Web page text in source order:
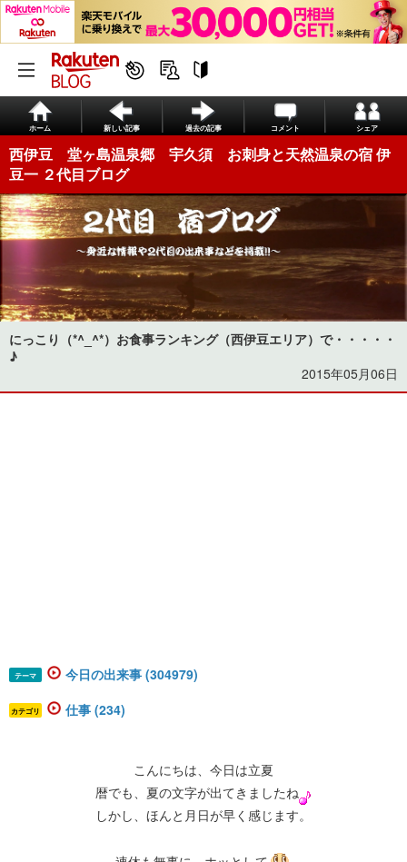
ホーム 新しい記事 過去の記事 コメント シェア
西伊豆 堂ヶ島温泉郷 宇久須 お刺身と天然温泉の宿 伊
豆一 ２代目ブログ
にっこり（*^_^*）お食事ランキング（西伊豆エリア）で・・・・・
♪
2015年05月06日
テーマ 今日の出来事 (304979)
カテゴリ 仕事 (234)
こんにちは、今日は立夏
暦でも、夏の文字が出てきましたね
しかし、ほんと月日が早く感じます。